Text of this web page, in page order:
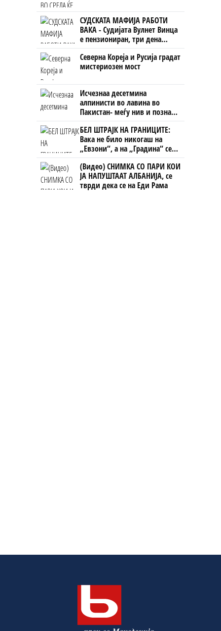
СУДСКАТА МАФИЈА РАБОТИ
ВАКА - Судијата Вулнет Винца
е пензиониран, три дена
откако му го врати пасошот
на бизнисменот Марковски
Северна Кореја и Русија градат
мистериозен мост
Исчезнаа десетмина
алпинисти во лавина во
Пакистан- меѓу нив и познат
Непалец
БЕЛ ШТРАЈК НА ГРАНИЦИТЕ:
Вака не било никогаш на
„Евзони“, а на „Градина“ се
чека и пет часа
(Видео) СНИМКА СО ПАРИ КОИ
ЈА НАПУШТААТ АЛБАНИЈА, се
тврди дека се на Еди Рама